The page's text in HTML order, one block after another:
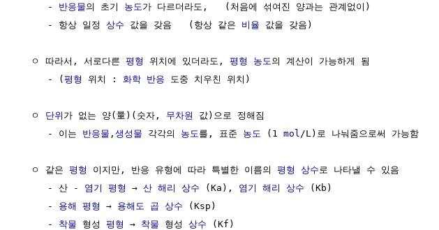
     -
반응물의 초기 농도 가 다르더라도,   (처음에 섞여진 양과는 관계없이)
     - 항상 일정
상수 값을 갖음   (항상 같은 비율 값을 갖음)
  ㅇ 따라서, 서로다른
평형 위치에 있더라도, 평형 농도 의 계산이 가능하게 됨
     - (
평형 위치 : 화학 반응 도중 치우친 위치)
  ㅇ
단위 가 없는 양(量)(숫자, 무차원
값)으로 정해짐
     - 이는
반응물 , 생성물 각각의 농도 를, 표준 농도 (1 mol /L)로 나눠줌으로써 가능함
  ㅇ 같은
평형 이지만, 반응 유형에 따라 특별한 이름의 평형 상수 로 나타낼 수 있음
     - 산 -
염기 평형 → 산 해리 상수 (Ka), 염기 해리 상수 (Kb)
     -
용해 평형 → 용해도 곱 상수 (Ksp)
     -
착물 형성 평형 → 착물 형성 상수 (Kf)